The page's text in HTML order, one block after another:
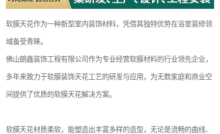
软膜天花作为一种新型室内装饰材料，凭借其独特优势在浴室装修领
域备受青睐。
佛山朗鑫装饰工程有限公司作为专业经营软膜材料的行业领先企业，
多年来致力于软膜装饰天花工艺的研发与应用，为无数家庭和商业空
间提供了优质的软膜天花解决方案。
软膜天花材质柔软，能塑造出丰富多样的造型，无论是流畅的曲线、